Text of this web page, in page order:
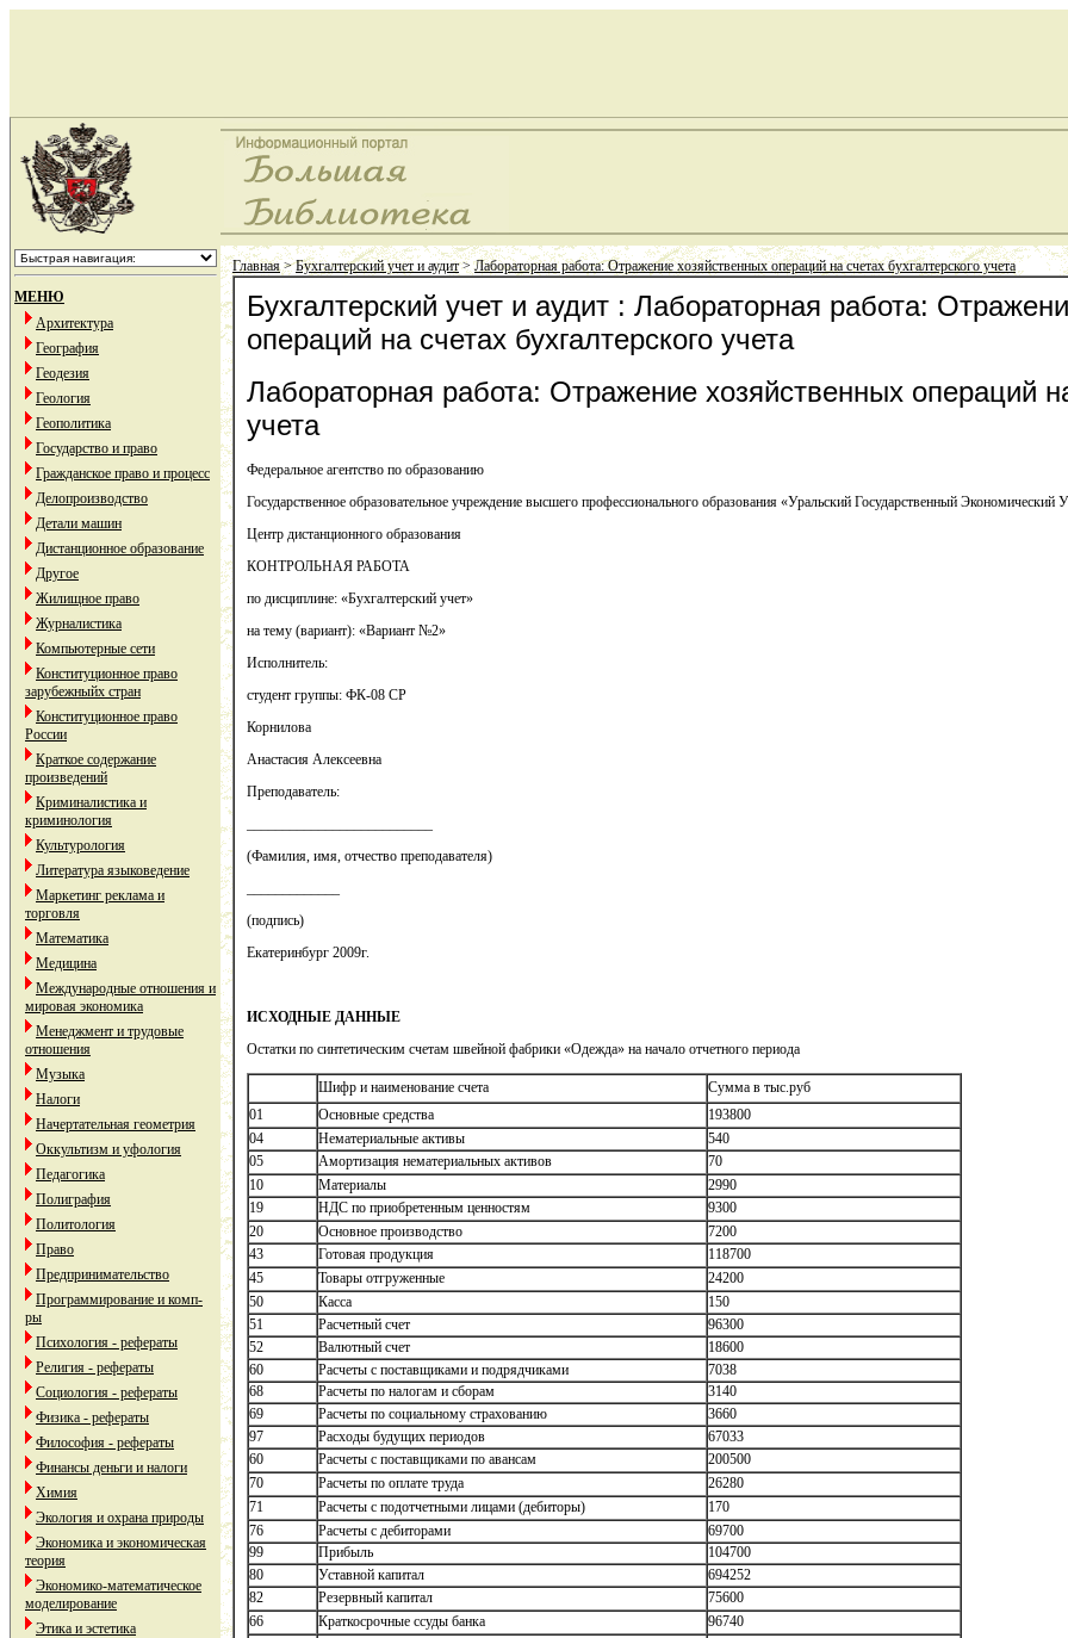
МЕНЮ
Архитектура
География
Геодезия
Геология
Геополитика
Государство и право
Гражданское право и процесс
Делопроизводство
Детали машин
Дистанционное образование
Другое
Жилищное право
Журналистика
Компьютерные сети
Конституционное право
зарубежныйх стран
Конституционное право
России
Краткое содержание
произведений
Криминалистика и
криминология
Культурология
Литература языковедение
Маркетинг реклама и
торговля
Математика
Медицина
Международные отношения и
мировая экономика
Менеджмент и трудовые
отношения
Музыка
Налоги
Начертательная геометрия
Оккультизм и уфология
Педагогика
Полиграфия
Политология
Право
Предпринимательство
Программирование и комп-
ры
Психология - рефераты
Религия - рефераты
Социология - рефераты
Физика - рефераты
Философия - рефераты
Финансы деньги и налоги
Химия
Экология и охрана природы
Экономика и экономическая
теория
Экономико-математическое
моделирование
Этика и эстетика
Главная>Бухгалтерский учет и аудит>Лабораторная работа: Отражение хозяйственных операций на счетах бухгалтерского учета
Бухгалтерский учет и аудит : Лабораторная работа:
операций на счетах бухгалтерского учета
Лабораторная работа: Отражение хозяйственных операций
учета
Федеральное агентство по образованию
Государственное образовательное учреждение высшего профессионального образования «Уральский Государственный Экономический
Центр дистанционного образования
КОНТРОЛЬНАЯ РАБОТА
по дисциплине: «Бухгалтерский учет»
на тему (вариант): «Вариант №2»
Исполнитель:
студент группы: ФК-08 СР
Корнилова
Анастасия Алексеевна
Преподаватель:
(Фамилия, имя, отчество преподавателя)
(подпись)
Екатеринбург 2009г.
ИСХОДНЫЕ ДАННЫЕ
Остатки по синтетическим счетам швейной фабрики «Одежда» на начало отчетного периода
Шифр и наименование счета
Сумма в тыс.руб
01
Основные средства
193800
04
Нематериальные активы
540
05
Амортизация нематериальных активов
70
10
Материалы
2990
19
НДС по приобретенным ценностям
9300
20
Основное производство
7200
43
Готовая продукция
118700
45
Товары отгруженные
24200
50
Касса
150
51
Расчетный счет
96300
52
Валютный счет
18600
60
Расчеты с поставщиками и подрядчиками
7038
68
Расчеты по налогам и сборам
3140
69
Расчеты по социальному страхованию
3660
97
Расходы будущих периодов
67033
60
Расчеты с поставщиками по авансам
200500
70
Расчеты по оплате труда
26280
71
Расчеты с подотчетными лицами (дебиторы)
170
76
Расчеты с дебиторами
69700
99
Прибыль
104700
80
Уставной капитал
694252
82
Резервный капитал
75600
66
Краткосрочные ссуды банка
96740